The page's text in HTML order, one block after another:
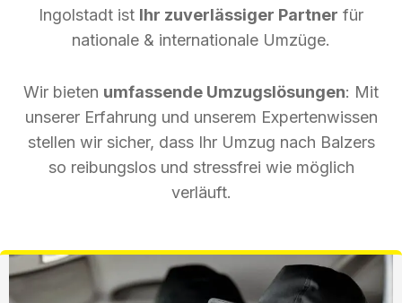
Ingolstadt ist Ihr zuverlässiger Partner für
nationale & internationale Umzüge.
Wir bieten umfassende Umzugslösungen: Mit
unserer Erfahrung und unserem Expertenwissen
stellen wir sicher, dass Ihr Umzug nach Balzers
so reibungslos und stressfrei wie möglich
verläuft.